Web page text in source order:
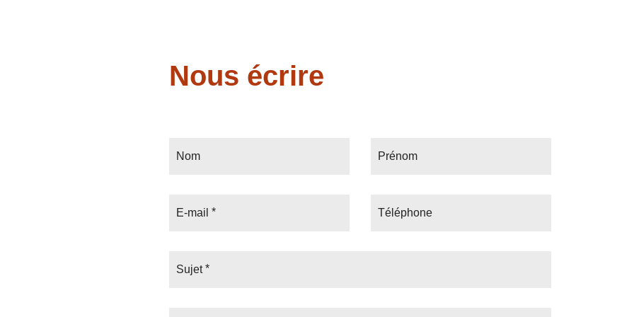
Nous écrire
Nom Prénom
E-mail Téléphone
Sujet